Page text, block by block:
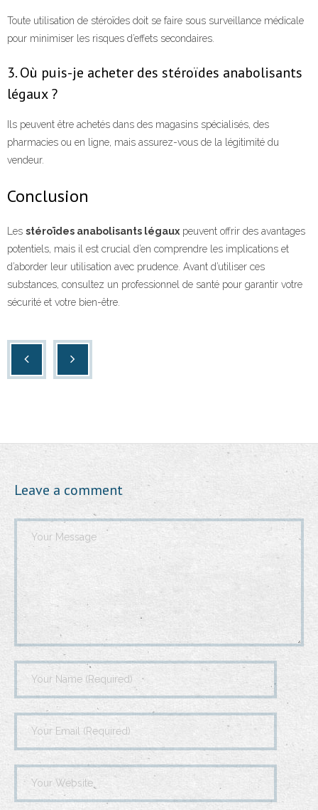
Toute utilisation de stéroïdes doit se faire sous surveillance médicale
pour minimiser les risques d’effets secondaires.
3. Où puis-je acheter des stéroïdes anabolisants
légaux ?
Ils peuvent être achetés dans des magasins spécialisés, des
pharmacies ou en ligne, mais assurez-vous de la légitimité du
vendeur.
Conclusion
Les stéroïdes anabolisants légaux peuvent offrir des avantages
potentiels, mais il est crucial d’en comprendre les implications et
d’aborder leur utilisation avec prudence. Avant d’utiliser ces
substances, consultez un professionnel de santé pour garantir votre
sécurité et votre bien-être.
Leave a comment